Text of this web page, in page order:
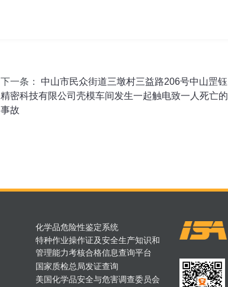
下一条： 中山市民众街道三墩村三益路206号中山罡钰
精密科技有限公司壳模车间发生一起触电致一人死亡的
事故
化学品危险性鉴定系统
特种作业操作证及安全生产知识和
管理能力考核合格信息查询平台
国家质检总局发证查询
美国化学品安全与危害调查委员会